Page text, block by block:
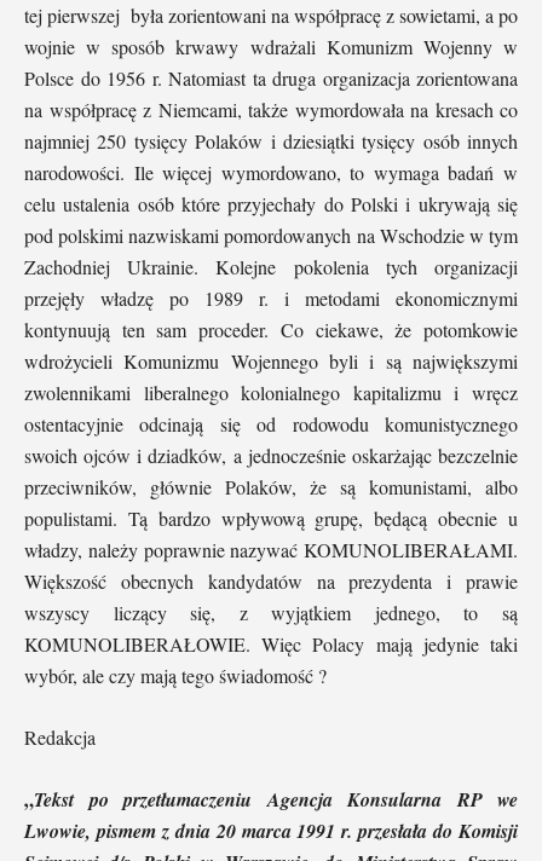
tej pierwszej była zorientowani na współpracę z sowietami, a po
wojnie w sposób krwawy wdrażali Komunizm Wojenny w
Polsce do 1956 r. Natomiast ta druga organizacja zorientowana
na współpracę z Niemcami, także wymordowała na kresach co
najmniej 250 tysięcy Polaków i dziesiątki tysięcy osób innych
narodowości. Ile więcej wymordowano, to wymaga badań w
celu ustalenia osób które przyjechały do Polski i ukrywają się
pod polskimi nazwiskami pomordowanych na Wschodzie w tym
Zachodniej Ukrainie. Kolejne pokolenia tych organizacji
przejęły władzę po 1989 r. i metodami ekonomicznymi
kontynuują ten sam proceder. Co ciekawe, że potomkowie
wdrożycieli Komunizmu Wojennego byli i są największymi
zwolennikami liberalnego kolonialnego kapitalizmu i wręcz
ostentacyjnie odcinają się od rodowodu komunistycznego
swoich ojców i dziadków, a jednocześnie oskarżając bezczelnie
przeciwników, głównie Polaków, że są komunistami, albo
populistami. Tą bardzo wpływową grupę, będącą obecnie u
władzy, należy poprawnie nazywać KOMUNOLIBERAŁAMI.
Większość obecnych kandydatów na prezydenta i prawie
wszyscy liczący się, z wyjątkiem jednego, to są
KOMUNOLIBERAŁOWIE. Więc Polacy mają jedynie taki
wybór, ale czy mają tego świadomość ?
Redakcja
„Tekst po przetłumaczeniu Agencja Konsularna RP we
Lwowie, pismem z dnia 20 marca 1991 r. przesłała do Komisji